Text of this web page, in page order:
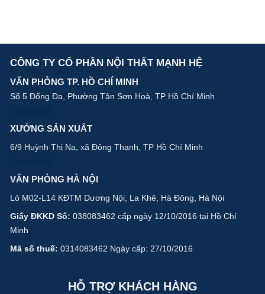
CÔNG TY CỔ PHẦN NỘI THẤT MẠNH HỆ
VĂN PHÒNG TP. HỒ CHÍ MINH
Số 5 Đống Đa, Phường Tân Sơn Hoà, TP Hồ Chí Minh
XƯỞNG SẢN XUẤT
6/9 Huỳnh Thị Na, xã Đông Thạnh, TP Hồ Chí Minh
VĂN PHÒNG HÀ NỘI
Lô M02-L14 KĐTM Dương Nội, La Khê, Hà Đông, Hà Nội
Giấy ĐKKD Số: 038083462 cấp ngày 12/10/2016 tại Hồ Chí
Minh
Mã số thuế: 0314083462 Ngày cấp: 27/10/2016
HỖ TRỢ KHÁCH HÀNG